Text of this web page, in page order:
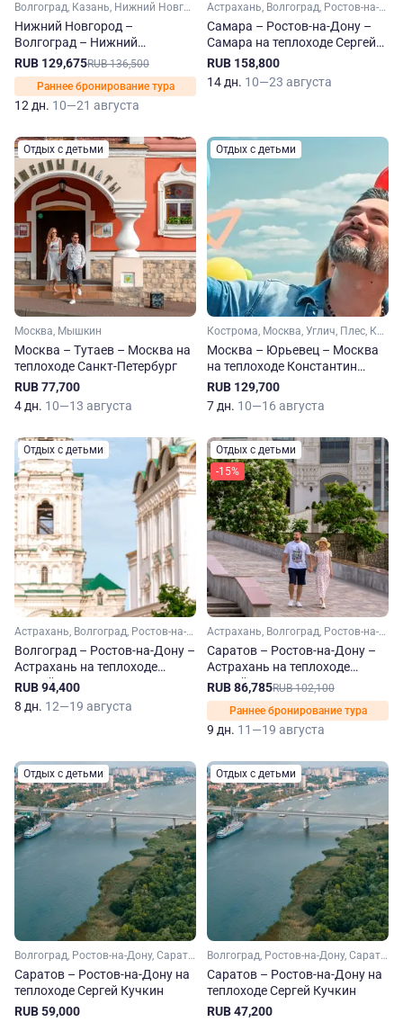
Волгоград, Казань, Нижний Новгород, Самара, Саратов, Чебоксары, Тольятти, Свияжск
Нижний Новгород –
Волгоград – Нижний
Новгород на теплоходе
Михаил Фрунзе
RUB 129,675RUB 136,500
Раннее бронирование тура
12 дн. 10—21 августа
Астрахань, Волгоград, Ростов-на-Дону, Самара, Саратов
Самара – Ростов-на-Дону –
Самара на теплоходе Сергей
Кучкин
RUB 158,800
14 дн. 10—23 августа
Отдых с детьми
Москва, Мышкин
Москва – Тутаев – Москва на
теплоходе Санкт-Петербург
RUB 77,700
4 дн. 10—13 августа
Отдых с детьми
Кострома, Москва, Углич, Плес, Кинешма, Мышкин, Юрьевец
Москва – Юрьевец – Москва
на теплоходе Константин
Коротков
RUB 129,700
7 дн. 10—16 августа
Отдых с детьми
Астрахань, Волгоград, Ростов-на-Дону
Волгоград – Ростов-на-Дону –
Астрахань на теплоходе
Сергей Кучкин
RUB 94,400
8 дн. 12—19 августа
Отдых с детьми
-15%
Астрахань, Волгоград, Ростов-на-Дону, Саратов
Саратов – Ростов-на-Дону –
Астрахань на теплоходе
Сергей Кучкин
RUB 86,785RUB 102,100
Раннее бронирование тура
9 дн. 11—19 августа
Отдых с детьми
Волгоград, Ростов-на-Дону, Саратов
Саратов – Ростов-на-Дону на
теплоходе Сергей Кучкин
RUB 59,000
Отдых с детьми
Волгоград, Ростов-на-Дону, Саратов
Саратов – Ростов-на-Дону на
теплоходе Сергей Кучкин
RUB 47,200